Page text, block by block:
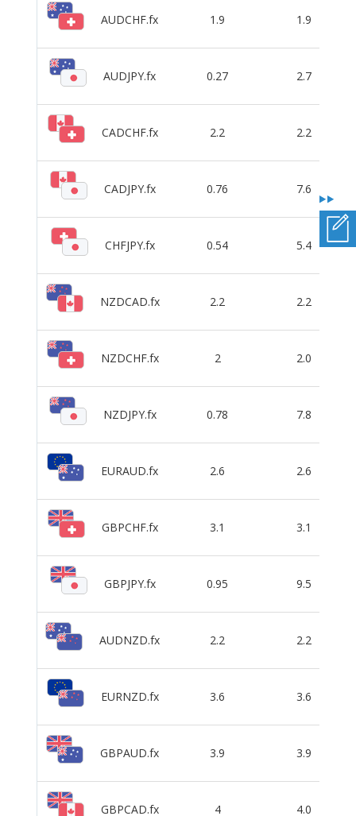
AUDCHF.fx 1.9 1.9
AUDJPY.fx 0.27 2.7
CADCHF.fx 2.2 2.2
CADJPY.fx 0.76 7.6
CHFJPY.fx 0.54 5.4
NZDCAD.fx 2.2 2.2
NZDCHF.fx 2 2.0
NZDJPY.fx 0.78 7.8
EURAUD.fx 2.6 2.6
GBPCHF.fx 3.1 3.1
GBPJPY.fx 0.95 9.5
AUDNZD.fx 2.2 2.2
EURNZD.fx 3.6 3.6
GBPAUD.fx 3.9 3.9
GBPCAD.fx 4 4.0